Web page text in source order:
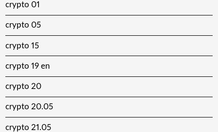
crypto 01
crypto 05
crypto 15
crypto 19 en
crypto 20
crypto 20.05
crypto 21.05